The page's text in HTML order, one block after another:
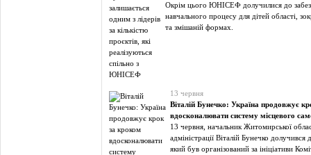
Окрім цього ЮНІСЕФ долучилися до
навчального процесу для дітей області,
та змішаній формах.
13 червня
Віталій Бунечко: Україна продовжує
вдосконалювати систему місцевого
13 червня, начальник Житомирської
адміністрації Віталій Бунечко долучився
який був організований за ініціативи